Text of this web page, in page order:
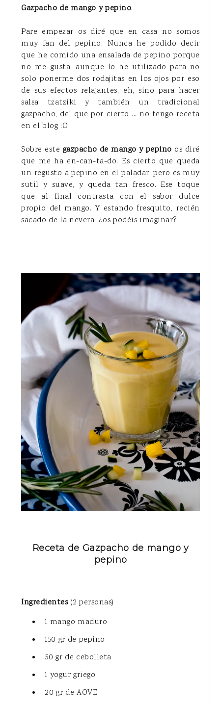
Gazpacho de mango y pepino.
Pare empezar os diré que en casa no somos
muy fan del pepino. Nunca he podido decir
que he comido una ensalada de pepino porque
no me gusta, aunque lo he utilizado para no
solo ponerme dos rodajitas en los ojos por eso
de sus efectos relajantes, eh, sino para hacer
salsa tzatziki y también un tradicional
gazpacho, del que por cierto ... no tengo receta
en el blog :O
Sobre este gazpacho de mango y pepino os diré
que me ha en-can-ta-do. Es cierto que queda
un regusto a pepino en el paladar, pero es muy
sutil y suave, y queda tan fresco. Ese toque
que al final contrasta con el sabor dulce
propio del mango. Y estando fresquito, recién
sacado de la nevera, ¿os podéis imaginar?
Receta de Gazpacho de mango y
pepino
Ingredientes (2 personas)
1 mango maduro
150 gr de pepino
50 gr de cebolleta
1 yogur griego
20 gr de AOVE